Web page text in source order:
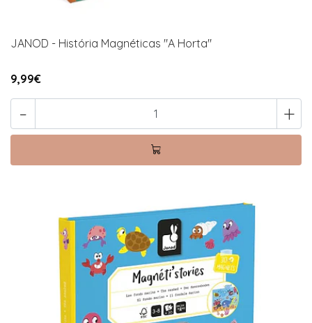
JANOD - História Magnéticas "A Horta"
9,99€
- +